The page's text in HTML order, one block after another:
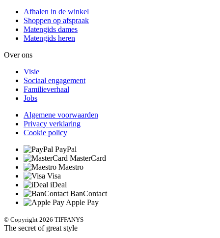
Afhalen in de winkel
Shoppen op afspraak
Matengids dames
Matengids heren
Over ons
Visie
Sociaal engagement
Familieverhaal
Jobs
Algemene voorwaarden
Privacy verklaring
Cookie policy
PayPal
MasterCard
Maestro
Visa
iDeal
BanContact
Apple Pay
© Copyright 2026 TIFFANYS
The secret of great style